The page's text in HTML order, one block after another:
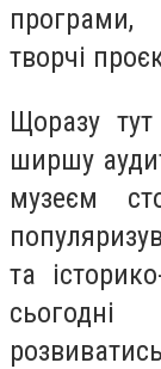
програми,
творчі
Щоразу
ширшу
музеєм
та